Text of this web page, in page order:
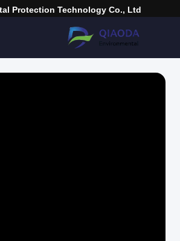
Protection Technology Co., Ltd.